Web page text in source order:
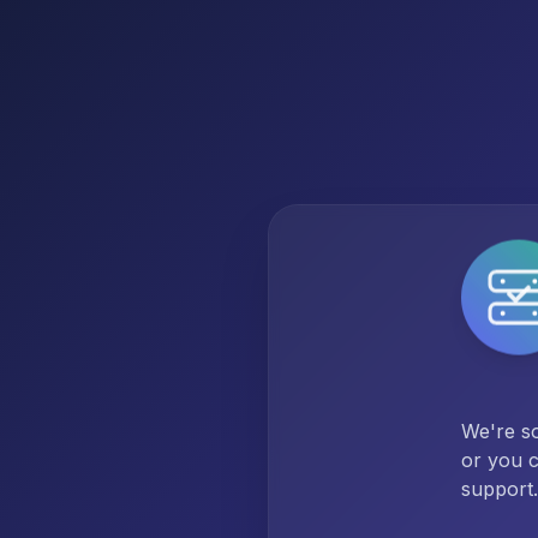
We're
or you
support.